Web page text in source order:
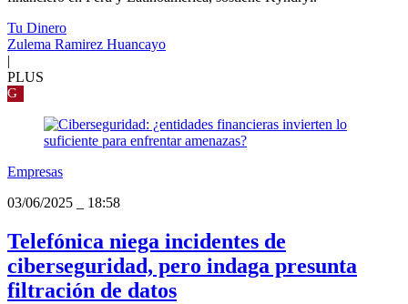
Tu Dinero
Zulema Ramirez Huancayo
|
PLUS
G
Empresas
03/06/2025
18:58
Telefónica niega incidentes de
ciberseguridad, pero indaga presunta
filtración de datos